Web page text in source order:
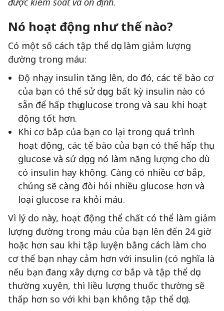
Nó hoạt động như thế nào?
Có một số cách tập thể dục làm giảm lượng
đường trong máu:
Độ nhạy insulin tăng lên, do đó, các tế bào cơ
của bạn có thể sử dụng bất kỳ insulin nào có
sẵn để hấp thụ glucose trong và sau khi hoạt
động tốt hơn.
Khi cơ bắp của bạn co lại trong quá trình
hoạt động, các tế bào của bạn có thể hấp thụ
glucose và sử dụng nó làm năng lượng cho dù
có insulin hay không. Càng có nhiều cơ bắp,
chúng sẽ càng đòi hỏi nhiều glucose hơn và
loại glucose ra khỏi máu.
Vì lý do này, hoạt động thể chất có thể làm giảm
lượng đường trong máu của bạn lên đến 24 giờ
hoặc hơn sau khi tập luyện bằng cách làm cho
cơ thể bạn nhạy cảm hơn với insulin (có nghĩa là
nếu bạn đang xây dựng cơ bắp và tập thể dục
thường xuyên, thì liều lượng thuốc thường sẽ
thấp hơn so với khi bạn không tập thể dục).